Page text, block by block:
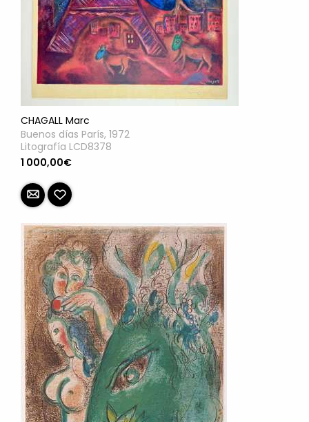
CHAGALL Marc
Buenos días París, 1972
Litografía LCD8378
1 000,00€